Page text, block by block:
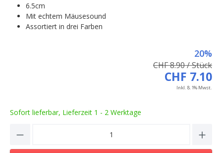
6.5cm
Mit echtem Mäusesound
Assortiert in drei Farben
20%
CHF 8.90 / Stück
CHF 7.10
Inkl. 8.1% Mwst.
Sofort lieferbar, Lieferzeit 1 - 2 Werktage
Product Quantity: Enter the desired